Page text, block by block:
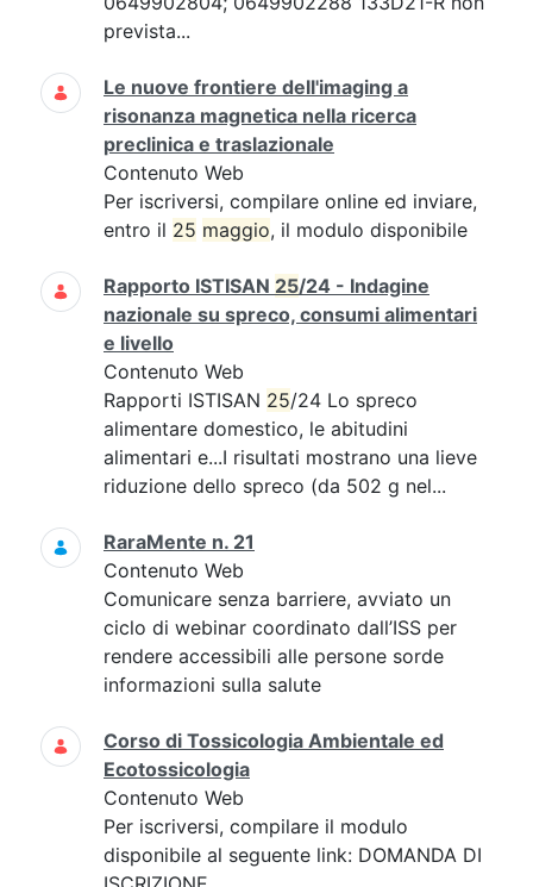
prevista...
Le nuove frontiere dell'imaging a
risonanza magnetica nella ricerca
preclinica e traslazionale
Contenuto Web
Per iscriversi, compilare online ed inviare,
entro il 25 maggio, il modulo disponibile
Rapporto ISTISAN 25/24 - Indagine
nazionale su spreco, consumi alimentari
e livello
Contenuto Web
Rapporti ISTISAN 25/24 Lo spreco
alimentare domestico, le abitudini
alimentari e...I risultati mostrano una lieve
riduzione dello spreco (da 502 g nel...
RaraMente n. 21
Contenuto Web
Comunicare senza barriere, avviato un
ciclo di webinar coordinato dall’ISS per
rendere accessibili alle persone sorde
informazioni sulla salute
Corso di Tossicologia Ambientale ed
Ecotossicologia
Contenuto Web
Per iscriversi, compilare il modulo
disponibile al seguente link: DOMANDA DI